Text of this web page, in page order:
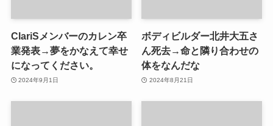
ClariSメンバーのカレン卒
業発表→夢をかなえて幸せ
になってください。
2024年9月1日
ボディビルダー北井大五さ
ん死去→命と隣り合わせの
体をなんだな
2024年8月21日